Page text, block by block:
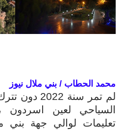
محمد الحطاب / بني ملال نيوز
لم تمر سنة
السياحي لعين اسردون
تعليمات لوالي جهة